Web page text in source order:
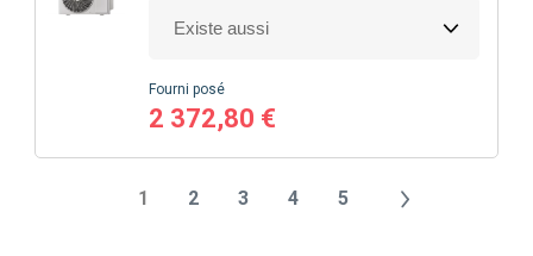
Fourni posé
2 372,80 €
1 2 3 4 5